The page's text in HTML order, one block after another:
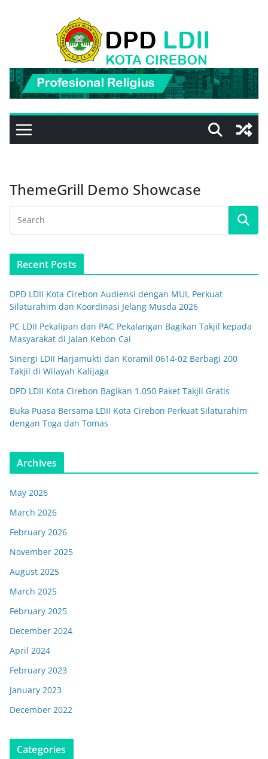
ThemeGrill Demo Showcase
Recent Posts
DPD LDII Kota Cirebon Audiensi dengan MUI, Perkuat
Silaturahim dan Koordinasi Jelang Musda 2026
PC LDII Pekalipan dan PAC Pekalangan Bagikan Takjil kepada
Masyarakat di Jalan Kebon Cai
Sinergi LDII Harjamukti dan Koramil 0614-02 Berbagi 200
Takjil di Wilayah Kalijaga
DPD LDII Kota Cirebon Bagikan 1.050 Paket Takjil Gratis
Buka Puasa Bersama LDII Kota Cirebon Perkuat Silaturahim
dengan Toga dan Tomas
Archives
May 2026
March 2026
February 2026
November 2025
August 2025
March 2025
February 2025
December 2024
April 2024
February 2023
January 2023
December 2022
Categories